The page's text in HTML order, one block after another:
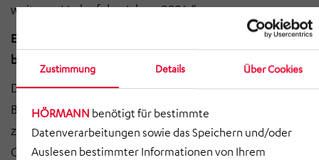
Zustimmung Details Über Cookies
HÖRMANN benötigt für bestimmte
Datenverarbeitungen sowie das Speichern und/oder
Auslesen bestimmter Informationen von Ihrem
weiteren Verlauf des Jahres 2026.“
Ergebnisprognose für das Gesamtjahr 2026
bestätigt
Die HÖRMANN Industries GmbH erwartet nach
Bewertung der aktuellen Auftragslage und
zuversichtlicher Einschätzung der
Geschäftsentwicklung der einzelnen